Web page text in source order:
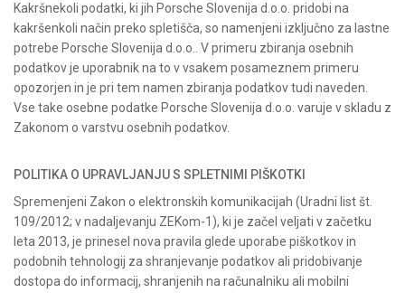
Kakršnekoli podatki, ki jih Porsche Slovenija d.o.o. pridobi na
kakršenkoli način preko spletišča, so namenjeni izključno za lastne
potrebe Porsche Slovenija d.o.o.. V primeru zbiranja osebnih
podatkov je uporabnik na to v vsakem posameznem primeru
opozorjen in je pri tem namen zbiranja podatkov tudi naveden.
Vse take osebne podatke Porsche Slovenija d.o.o. varuje v skladu z
Zakonom o varstvu osebnih podatkov.
POLITIKA O UPRAVLJANJU S SPLETNIMI PIŠKOTKI
Spremenjeni Zakon o elektronskih komunikacijah (Uradni list št.
109/2012; v nadaljevanju ZEKom-1), ki je začel veljati v začetku
leta 2013, je prinesel nova pravila glede uporabe piškotkov in
podobnih tehnologij za shranjevanje podatkov ali pridobivanje
dostopa do informacij, shranjenih na računalniku ali mobilni